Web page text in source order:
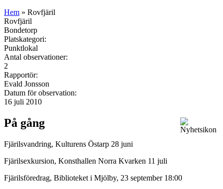
Hem » Rovfjäril
Rovfjäril
Bondetorp
Platskategori:
Punktlokal
Antal observationer:
2
Rapportör:
Evald Jonsson
Datum för observation:
16 juli 2010
På gång
Fjärilsvandring, Kulturens Östarp 28 juni
Fjärilsexkursion, Konsthallen Norra Kvarken 11 juli
Fjärilsföredrag, Biblioteket i Mjölby, 23 september 18:00